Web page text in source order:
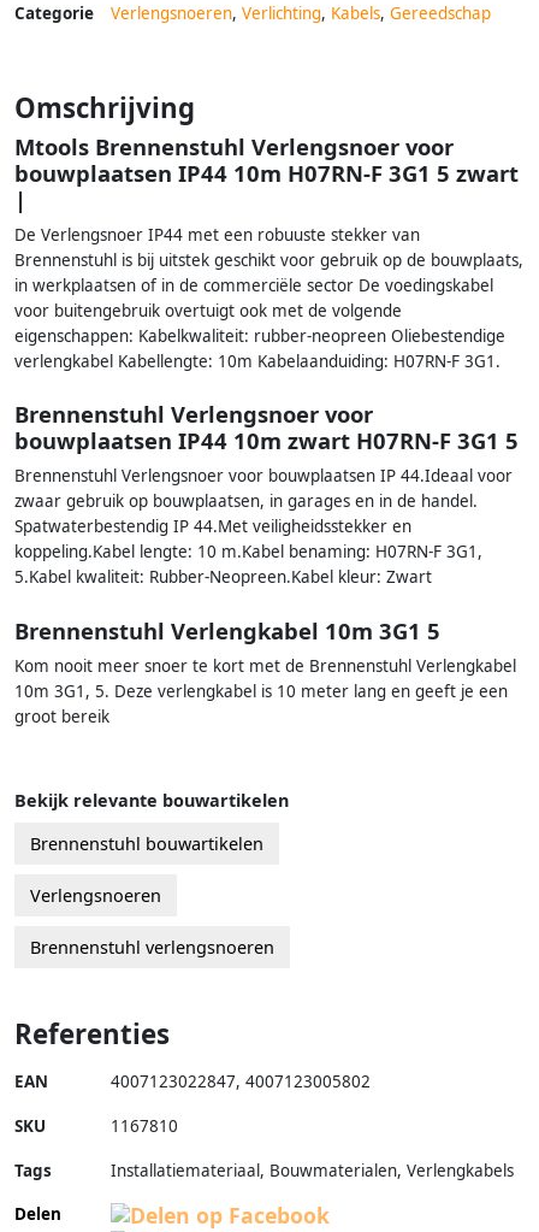
Categorie Verlengsnoeren, Verlichting, Kabels, Gereedschap
Omschrijving
Mtools Brennenstuhl Verlengsnoer voor
bouwplaatsen IP44 10m H07RN-F 3G1 5 zwart
|
De Verlengsnoer IP44 met een robuuste stekker van
Brennenstuhl is bij uitstek geschikt voor gebruik op de bouwplaats,
in werkplaatsen of in de commerciële sector De voedingskabel
voor buitengebruik overtuigt ook met de volgende
eigenschappen: Kabelkwaliteit: rubber-neopreen Oliebestendige
verlengkabel Kabellengte: 10m Kabelaanduiding: H07RN-F 3G1.
Brennenstuhl Verlengsnoer voor
bouwplaatsen IP44 10m zwart H07RN-F 3G1 5
Brennenstuhl Verlengsnoer voor bouwplaatsen IP 44.Ideaal voor
zwaar gebruik op bouwplaatsen, in garages en in de handel.
Spatwaterbestendig IP 44.Met veiligheidsstekker en
koppeling.Kabel lengte: 10 m.Kabel benaming: H07RN-F 3G1,
5.Kabel kwaliteit: Rubber-Neopreen.Kabel kleur: Zwart
Brennenstuhl Verlengkabel 10m 3G1 5
Kom nooit meer snoer te kort met de Brennenstuhl Verlengkabel
10m 3G1, 5. Deze verlengkabel is 10 meter lang en geeft je een
groot bereik
Bekijk relevante bouwartikelen
Brennenstuhl bouwartikelen
Verlengsnoeren
Brennenstuhl verlengsnoeren
Referenties
EAN 4007123022847, 4007123005802
SKU 1167810
Tags
Installatiemateriaal, Bouwmaterialen, Verlengkabels
Delen